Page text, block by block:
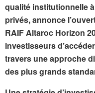
qualité institutionnelle
privés, annonce
RAIF Altaroc Horizon
investisseurs
travers une approche
des plus grands